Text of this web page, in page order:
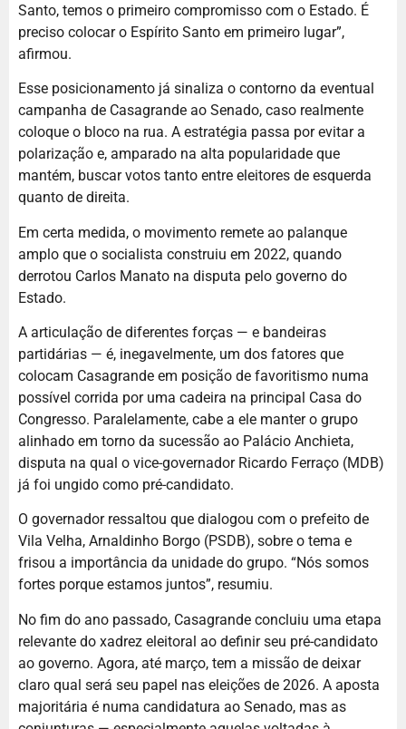
Santo, temos o primeiro compromisso com o Estado. É
preciso colocar o Espírito Santo em primeiro lugar”,
afirmou.
Esse posicionamento já sinaliza o contorno da eventual
campanha de Casagrande ao Senado, caso realmente
coloque o bloco na rua. A estratégia passa por evitar a
polarização e, amparado na alta popularidade que
mantém, buscar votos tanto entre eleitores de esquerda
quanto de direita.
Em certa medida, o movimento remete ao palanque
amplo que o socialista construiu em 2022, quando
derrotou Carlos Manato na disputa pelo governo do
Estado.
A articulação de diferentes forças — e bandeiras
partidárias — é, inegavelmente, um dos fatores que
colocam Casagrande em posição de favoritismo numa
possível corrida por uma cadeira na principal Casa do
Congresso. Paralelamente, cabe a ele manter o grupo
alinhado em torno da sucessão ao Palácio Anchieta,
disputa na qual o vice-governador Ricardo Ferraço (MDB)
já foi ungido como pré-candidato.
O governador ressaltou que dialogou com o prefeito de
Vila Velha, Arnaldinho Borgo (PSDB), sobre o tema e
frisou a importância da unidade do grupo. “Nós somos
fortes porque estamos juntos”, resumiu.
No fim do ano passado, Casagrande concluiu uma etapa
relevante do xadrez eleitoral ao definir seu pré-candidato
ao governo. Agora, até março, tem a missão de deixar
claro qual será seu papel nas eleições de 2026. A aposta
majoritária é numa candidatura ao Senado, mas as